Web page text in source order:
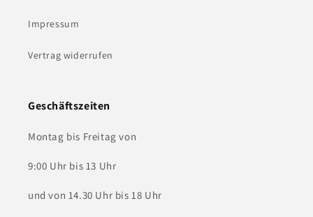
Impressum
Vertrag widerrufen
Geschäftszeiten
Montag bis Freitag von
9:00 Uhr bis 13 Uhr
und von 14.30 Uhr bis 18 Uhr